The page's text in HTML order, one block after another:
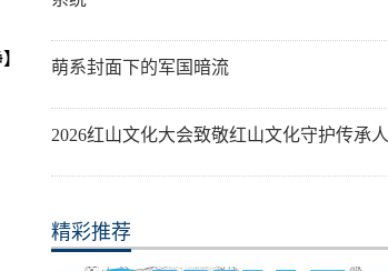
萌系封面下的军国暗流
2026红山文化大会致敬红山文化守护传承人
精彩推荐